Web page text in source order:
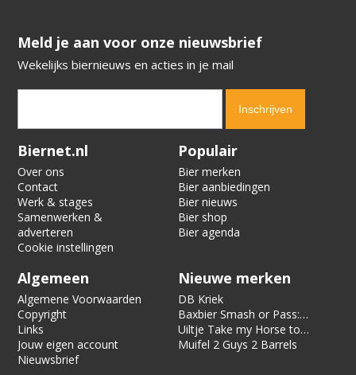
​​​​​​​Meld je aan voor onze nieuwsbrief
Wekelijks biernieuws en acties in je mail
Verification code:
Biernet.nl
Over ons
Contact
Werk & stages
Samenwerken &
adverteren
Cookie instellingen
Populair
Bier merken
Bier aanbiedingen
Bier nieuws
Bier shop
Bier agenda
Algemeen
Algemene Voorwaarden
Copyright
Links
Jouw eigen account
Nieuwsbrief
Nieuwe merken
DB Kriek
Baxbier Smash or Pass:
Strata
Uiltje Take my Horse to
the Hotel Room
Muifel 2 Guys 2 Barrels